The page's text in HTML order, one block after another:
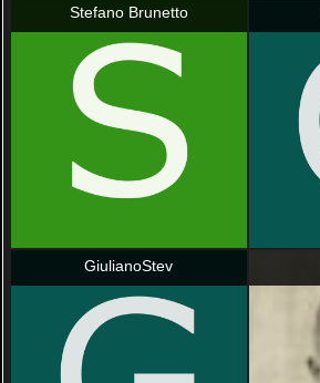
Stefano Brunetto
GiulianoStev